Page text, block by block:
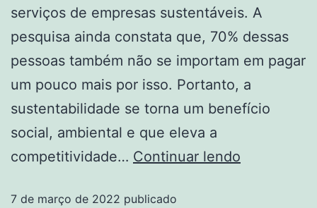
serviços de empresas sustentáveis. A
pesquisa ainda constata que, 70% dessas
pessoas também não se importam em pagar
um pouco mais por isso. Portanto, a
sustentabilidade se torna um benefício
social, ambiental e que eleva a
competitividade… Continuar lendo
7 de março de 2022 publicado